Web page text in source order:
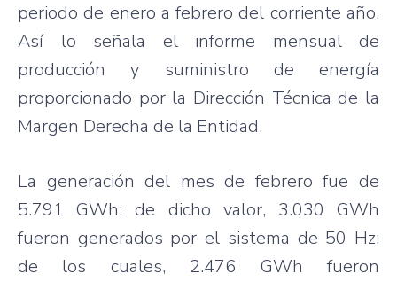
periodo de enero a febrero del corriente año.
Así lo señala el informe mensual de
producción y suministro de energía
proporcionado por la Dirección Técnica de la
Margen Derecha de la Entidad.
La generación del mes de febrero fue de
5.791 GWh; de dicho valor, 3.030 GWh
fueron generados por el sistema de 50 Hz;
de los cuales, 2.476 GWh fueron